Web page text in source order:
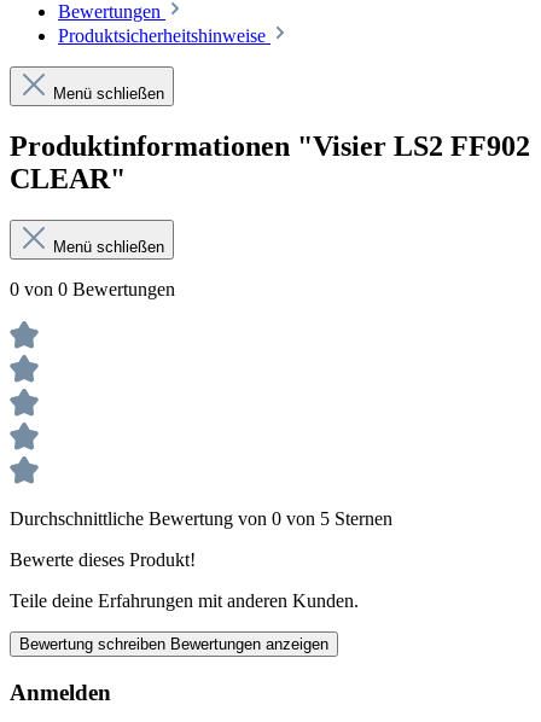
Bewertungen
Produktsicherheitshinweise
Menü schließen
Produktinformationen "Visier LS2 FF902
CLEAR"
Menü schließen
0 von 0 Bewertungen
Durchschnittliche Bewertung von 0 von 5 Sternen
Bewerte dieses Produkt!
Teile deine Erfahrungen mit anderen Kunden.
Bewertung schreiben Bewertungen anzeigen
Anmelden